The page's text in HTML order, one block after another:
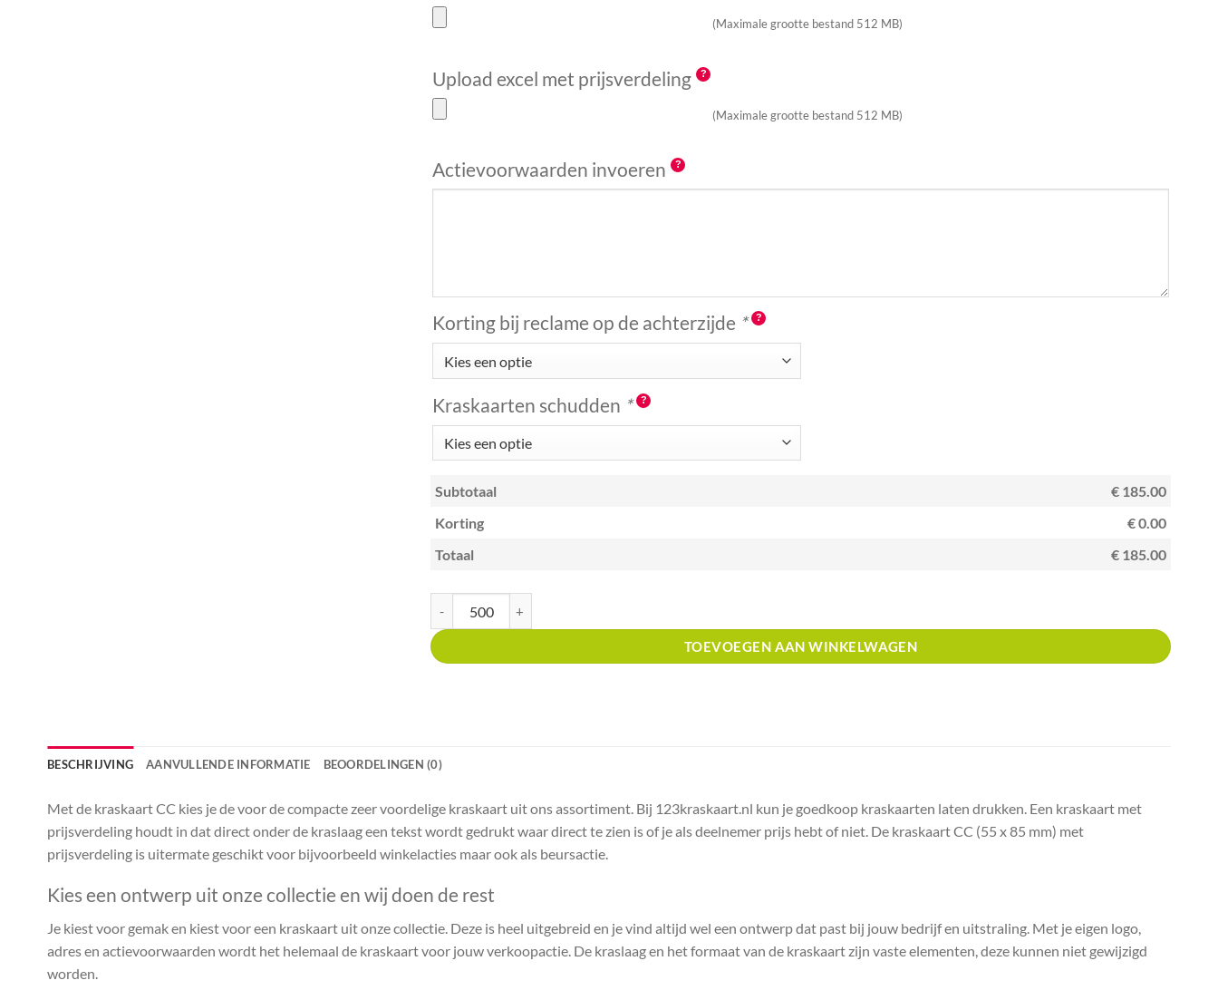
(Maximale grootte bestand 512 MB)
Upload excel met prijsverdeling
(Maximale grootte bestand 512 MB)
Actievoorwaarden invoeren
Korting bij reclame op de achterzijde *
Kraskaarten schudden *
Subtotaal
€ 185.00
Korting
€ 0.00
Totaal
€ 185.00
TOEVOEGEN AAN WINKELWAGEN
BESCHRIJVING AANVULLENDE INFORMATIE BEOORDELINGEN (0)
Met de kraskaart CC kies je de voor de compacte zeer voordelige kraskaart uit ons assortiment. Bij 123kraskaart.nl kun je goedkoop kraskaarten laten drukken. Een kraskaart met
prijsverdeling houdt in dat direct onder de kraslaag een tekst wordt gedrukt waar direct te zien is of je als deelnemer prijs hebt of niet. De kraskaart CC (55 x 85 mm) met
prijsverdeling is uitermate geschikt voor bijvoorbeeld winkelacties maar ook als beursactie.
Kies een ontwerp uit onze collectie en wij doen de rest
Je kiest voor gemak en kiest voor een kraskaart uit onze collectie. Deze is heel uitgebreid en je vind altijd wel een ontwerp dat past bij jouw bedrijf en uitstraling. Met je eigen logo,
adres en actievoorwaarden wordt het helemaal de kraskaart voor jouw verkoopactie. De kraslaag en het formaat van de kraskaart zijn vaste elementen, deze kunnen niet gewijzigd
worden.